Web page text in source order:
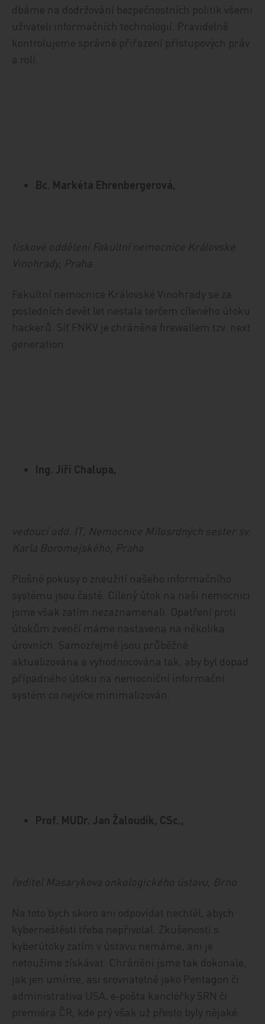
dbáme na dodržování bezpečnostních politik všemi
uživateli informačních technologií. Pravidelně
kontrolujeme správné přiřazení přístupových práv
a rolí.
Bc. Markéta Ehrenbergerová,
tiskové oddělení Fakultní nemocnice Královské
Vinohrady, Praha
Fakultní nemocnice Královské Vinohrady se za
posledních devět let nestala terčem cíleného útoku
hackerů. Síť FNKV je chráněna firewallem tzv. next
generation.
Ing. Jiří Chalupa,
vedoucí odd. IT, Nemocnice Milosrdných sester sv.
Karla Boromejského, Praha
Plošné pokusy o zneužití našeho informačního
systému jsou časté. Cílený útok na naši nemocnici
jsme však zatím nezaznamenali. Opatření proti
útokům zvenčí máme nastavena na několika
úrovních. Samozřejmě jsou průběžně
aktualizována a vyhodnocována tak, aby byl dopad
případného útoku na nemocniční informační
systém co nejvíce minimalizován.
Prof. MUDr. Jan Žaloudík, CSc.,
ředitel Masarykova onkologického ústavu, Brno
Na toto bych skoro ani odpovídat nechtěl, abych
kyberneštěstí třeba nepřivolal. Zkušenosti s
kyberútoky zatím v ústavu nemáme, ani je
netoužíme získávat. Chráněni jsme tak dokonale,
jak jen umíme, asi srovnatelně jako Pentagon či
administrativa USA, e‑pošta kancléřky SRN či
premiéra ČR, kde prý však už přesto byly nějaké